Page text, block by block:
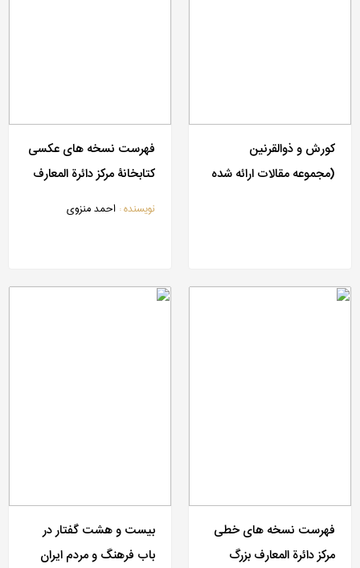
کورش و ذوالقرنین
(مجموعه مقالات ارائه شده
فهرست نسخه های عکسی
کتابخانۀ مرکز دائرة المعارف
بزرگ اسلامی
نویسنده : احمد منزوی
فهرست نسخه های خطی
مرکز دائرة المعارف بزرگ
بیست و هشت گفتار در
باب فرهنگ و مردم ایران